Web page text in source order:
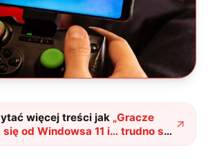
więcej treści jak „Gracze
od Windowsa 11 i… trudno się
"?